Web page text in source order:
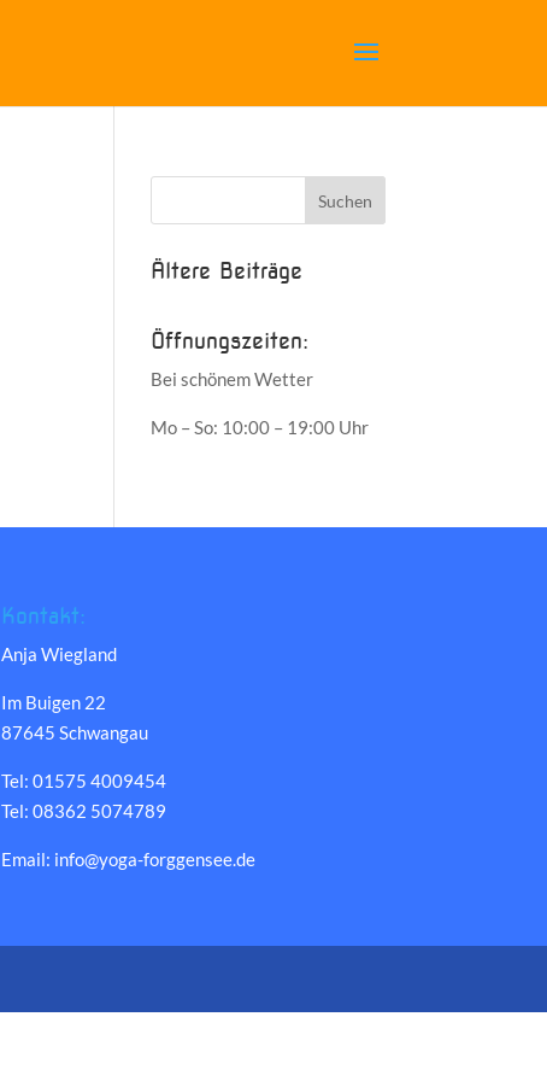
Ältere Beiträge
Öffnungszeiten:
Bei schönem Wetter
Mo – So: 10:00 – 19:00 Uhr
Kontakt:
Anja Wiegland
Im Buigen 22
87645 Schwangau
Tel: 01575 4009454
Tel: 08362 5074789
Email: info@yoga-forggensee.de